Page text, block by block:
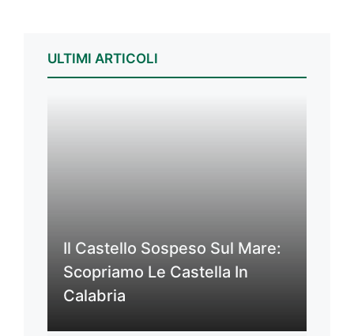
ULTIMI ARTICOLI
Il Castello Sospeso Sul Mare:
Scopriamo Le Castella In
Calabria